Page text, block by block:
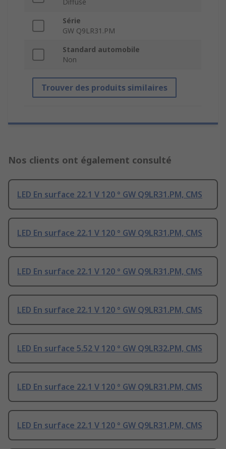
Diffusé
Série
GW Q9LR31.PM
Standard automobile
Non
Trouver des produits similaires
Nos clients ont également consulté
LED En surface 22.1 V 120 ° GW Q9LR31.PM, CMS
LED En surface 22.1 V 120 ° GW Q9LR31.PM, CMS
LED En surface 22.1 V 120 ° GW Q9LR31.PM, CMS
LED En surface 22.1 V 120 ° GW Q9LR31.PM, CMS
LED En surface 5.52 V 120 ° GW Q9LR32.PM, CMS
LED En surface 22.1 V 120 ° GW Q9LR31.PM, CMS
LED En surface 22.1 V 120 ° GW Q9LR31.PM, CMS